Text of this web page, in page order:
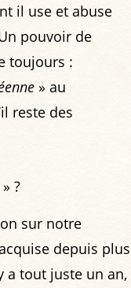
il use et abuse
pouvoir de
toujours :
» au
reste des
» ?
sur notre
depuis plus
a tout juste un an,